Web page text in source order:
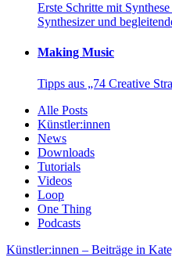
Erste Schritte mit
Synthesizer und
Making Music
Tipps aus „74 Creative
Alle Posts
Künstler:innen
News
Downloads
Tutorials
Videos
Loop
One Thing
Podcasts
Künstler:innen – Beiträge in